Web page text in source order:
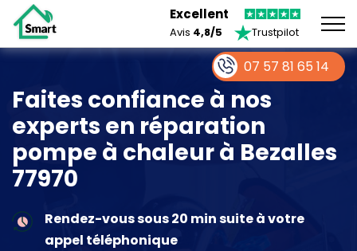
Excellent
Avis 4,8/5 Trustpilot
Faites confiance à nos
experts en réparation
pompe à chaleur à Bezalles
77970
Rendez-vous sous 20 min suite à votre
appel téléphonique
07 57 81 65 14